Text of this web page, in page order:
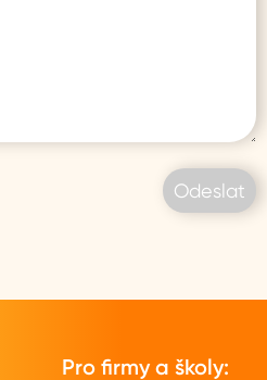
Pro firmy a školy: